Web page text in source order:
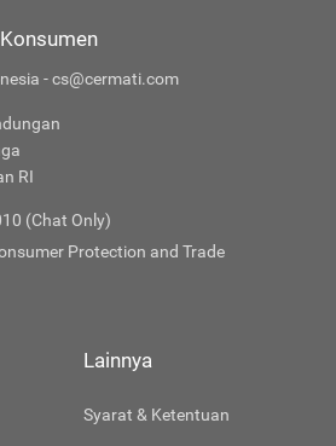
- cs@cermati.com
RI
(Chat Only)
Protection and Trade
Lainnya
Syarat & Ketentuan